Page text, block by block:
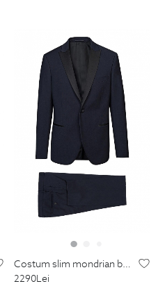
costum slim mondrian bleumarin uni
2290Lei